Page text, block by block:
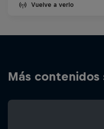
Vuelve a verlo
Más contenidos